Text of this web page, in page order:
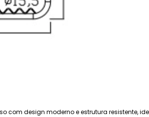
com design moderno e estrutura resistente,